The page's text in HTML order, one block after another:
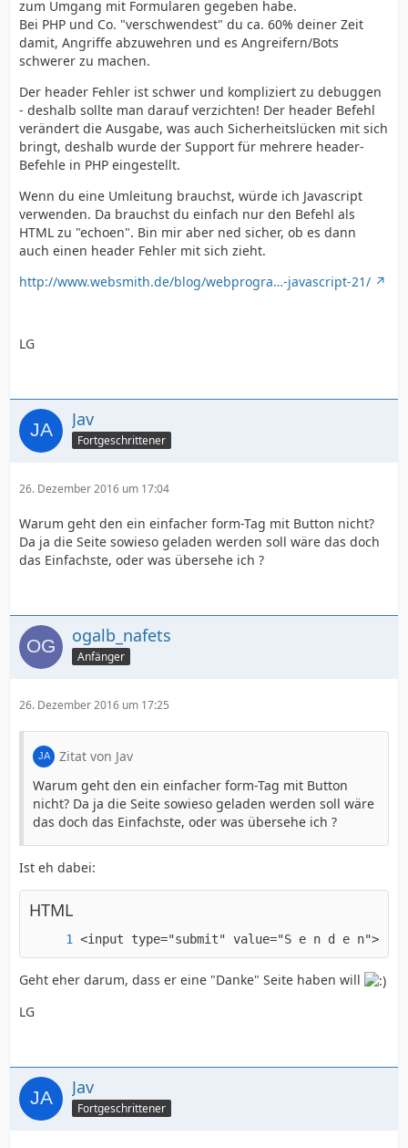
zum Umgang mit Formularen gegeben habe.
Bei PHP und Co. "verschwendest" du ca. 60% deiner Zeit
damit, Angriffe abzuwehren und es Angreifern/Bots
schwerer zu machen.
Der header Fehler ist schwer und kompliziert zu debuggen
- deshalb sollte man darauf verzichten! Der header Befehl
verändert die Ausgabe, was auch Sicherheitslücken mit sich
bringt, deshalb wurde der Support für mehrere header-
Befehle in PHP eingestellt.
Wenn du eine Umleitung brauchst, würde ich Javascript
verwenden. Da brauchst du einfach nur den Befehl als
HTML zu "echoen". Bin mir aber ned sicher, ob es dann
auch einen header Fehler mit sich zieht.
http://www.websmith.de/blog/webprogra…-javascript-21/
LG
Jav
Fortgeschrittener
26. Dezember 2016 um 17:04
Warum geht den ein einfacher form-Tag mit Button nicht?
Da ja die Seite sowieso geladen werden soll wäre das doch
das Einfachste, oder was übersehe ich ?
ogalb_nafets
Anfänger
26. Dezember 2016 um 17:25
Zitat von Jav
Warum geht den ein einfacher form-Tag mit Button
nicht? Da ja die Seite sowieso geladen werden soll wäre
das doch das Einfachste, oder was übersehe ich ?
Ist eh dabei:
HTML
<input type="submit" value="S e n d e n">
Geht eher darum, dass er eine "Danke" Seite haben will
LG
Jav
Fortgeschrittener